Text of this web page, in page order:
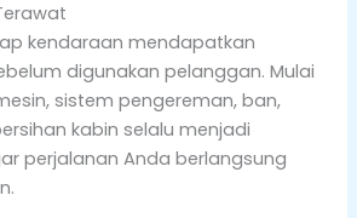
kendaraan mendapatkan
digunakan pelanggan. Mulai
sistem pengereman, ban,
kabin selalu menjadi
perjalanan Anda berlangsung